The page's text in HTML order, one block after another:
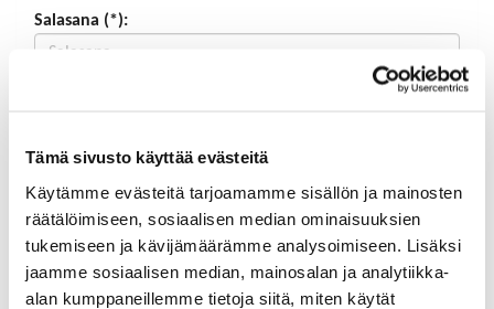
Tämä sivusto käyttää evästeitä
Käytämme evästeitä tarjoamamme sisällön ja mainosten
räätälöimiseen, sosiaalisen median ominaisuuksien
tukemiseen ja kävijämäärämme analysoimiseen. Lisäksi
jaamme sosiaalisen median, mainosalan ja analytiikka-
alan kumppaneillemme tietoja siitä, miten käytät
Salasana (*):
Yhteystiedot
Katuosoite (*):